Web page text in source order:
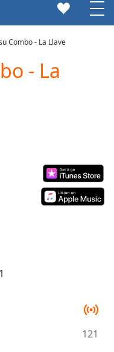
Combo - La Llave
- La
121